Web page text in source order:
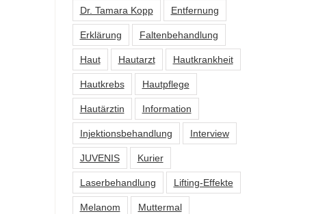
Dr. Tamara Kopp Entfernung
Erklärung Faltenbehandlung
Haut Hautarzt Hautkrankheit
Hautkrebs Hautpflege
Hautärztin Information
Injektionsbehandlung Interview
JUVENIS Kurier
Laserbehandlung Lifting-Effekte
Melanom Muttermal